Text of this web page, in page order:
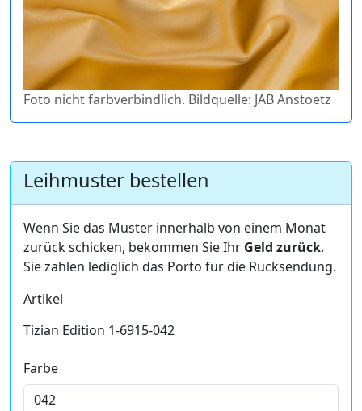
Foto nicht farbverbindlich. Bildquelle: JAB Anstoetz
Leihmuster bestellen
Wenn Sie das Muster innerhalb von einem Monat
zurück schicken, bekommen Sie Ihr Geld zurück.
Sie zahlen lediglich das Porto für die Rücksendung.
Artikel
Tizian Edition 1-6915-042
Farbe